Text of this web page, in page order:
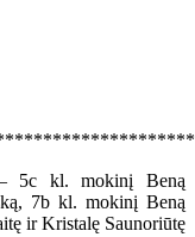
5c kl. mokinį Beną
7b kl. mokinį Beną
ir Kristalę Saunoriūtę